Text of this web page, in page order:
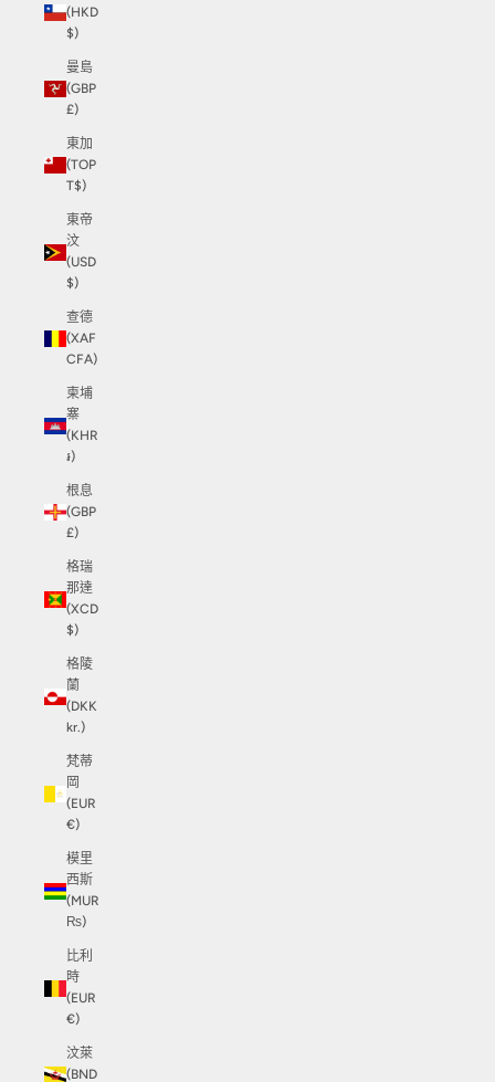
(HKD
$)
曼島
(GBP
£)
東加
(TOP
T$)
東帝
汶
(USD
$)
查德
(XAF
CFA)
柬埔
寨
(KHR
៛)
根息
(GBP
£)
格瑞
那達
(XCD
$)
格陵
蘭
(DKK
kr.)
梵蒂
岡
(EUR
€)
模里
西斯
(MUR
₨)
比利
時
(EUR
€)
汶萊
(BND